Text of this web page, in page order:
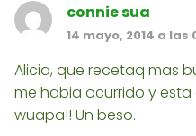
connie sua
14 mayo, 2014 a las
Alicia, que recetaq mas
me habia ocurrido y esta
wuapa!! Un beso.